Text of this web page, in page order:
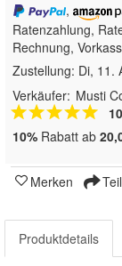
,
Ratenzahlung,
Rechnung,
Zustellung: Di, 11.
Verkäufer: Musti
10% Rabatt ab
Merken
Produktdetails